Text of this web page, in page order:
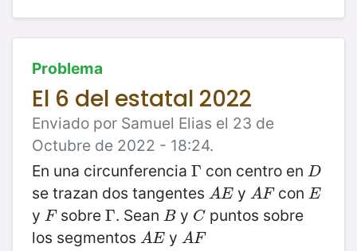
Problema
El 6 del estatal 2022
Enviado por Samuel Elias el 23 de
Octubre de 2022 - 18:24.
En una circunferencia Γ
Γ con centro en D
D
se trazan dos tangentes A E
AE y A F
AF con E
E
y F
Fsobre Γ
Γ. Sean B
B y C
Cpuntos sobre
los segmentos A E
AE y A F
AF